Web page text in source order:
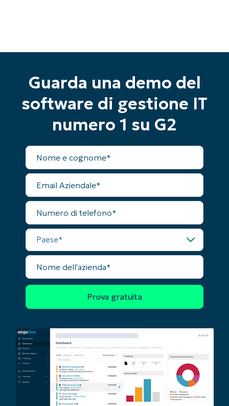
Guarda una demo del
software di gestione IT
numero 1 su G2
Nome
completo
Email
Aziendale
Numero
telefono
Paese
Nome
dell'azienda
completo a tutte le funzionalità
and
last
number*
Company
name*